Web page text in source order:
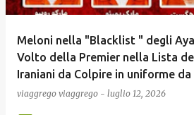
Meloni nella "Blacklist " degli
Volto della Premier nella Lista
Iraniani da Colpire in uniforme da
viaggrego viaggrego - luglio 12, 2026